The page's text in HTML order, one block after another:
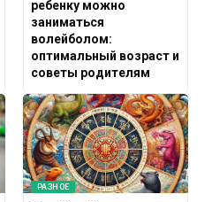
ребенку можно
заниматься
волейболом:
оптимальный возраст и
советы родителям
РАЗНОЕ